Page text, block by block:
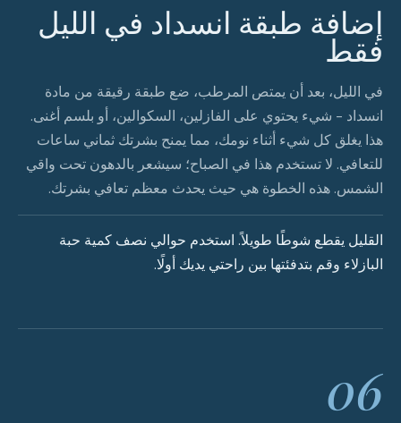
إضافة طبقة انسداد في الليل
فقط
في الليل، بعد أن يمتص المرطب، ضع طبقة رقيقة من مادة
انسداد - شيء يحتوي على الفازلين، السكوالين، أو بلسم أغنى.
هذا يغلق كل شيء أثناء نومك، مما يمنح بشرتك ثماني ساعات
للتعافي. لا تستخدم هذا في الصباح؛ سيشعر بالدهون تحت واقي
الشمس. هذه الخطوة هي حيث يحدث معظم تعافي بشرتك.
القليل يقطع شوطًا طويلاً. استخدم حوالي نصف كمية حبة
البازلاء وقم بتدفئتها بين راحتي يديك أولًا.
06